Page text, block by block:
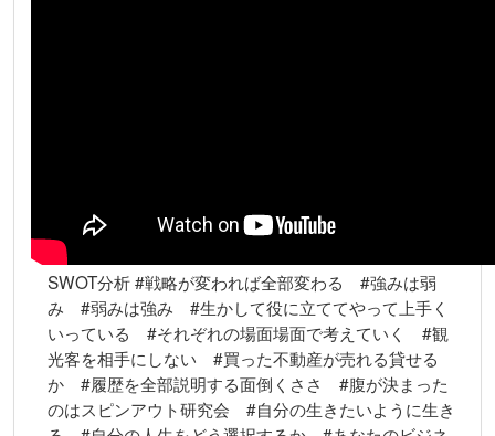
SWOT分析 #戦略が変われば全部変わる #強みは弱
み #弱みは強み #生かして役に立ててやって上手く
いっている #それぞれの場面場面で考えていく #観
光客を相手にしない #買った不動産が売れる貸せる
か #履歴を全部説明する面倒くささ #腹が決まった
のはスピンアウト研究会 #自分の生きたいように生き